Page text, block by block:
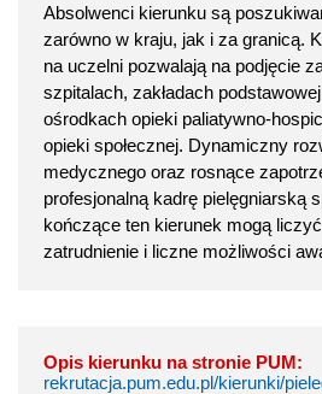
Absolwenci kierunku są
zarówno w kraju, jak i za granicą.
na uczelni pozwalają na podjęcie
szpitalach, zakładach
ośrodkach opieki paliatywno-
opieki społecznej. Dynamiczny
medycznego oraz rosnące
profesjonalną kadrę pielęgniarską
kończące ten kierunek mogą
zatrudnienie i liczne możliwości
Opis kierunku na stronie PUM:
rekrutacja.pum.edu.pl/kierunki/